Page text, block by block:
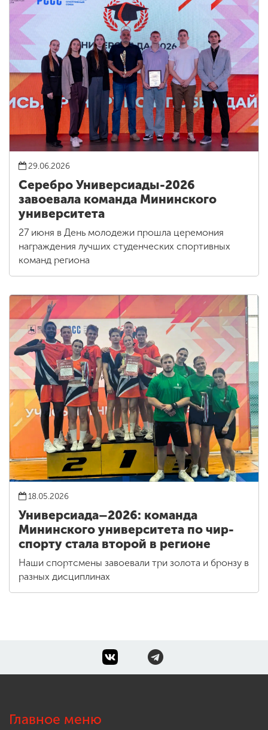
29.06.2026
Серебро Универсиады-2026
завоевала команда Мининского
университета
27 июня в День молодежи прошла церемония
награждения лучших студенческих спортивных
команд региона
18.05.2026
Универсиада–2026: команда
Мининского университета по чир-
спорту стала второй в регионе
Наши спортсмены завоевали три золота и бронзу в
разных дисциплинах
Главное меню